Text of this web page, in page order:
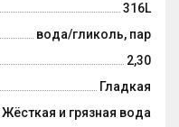
316L
вода/гликоль, пар
2,30
Гладкая
Жёсткая и грязная вода